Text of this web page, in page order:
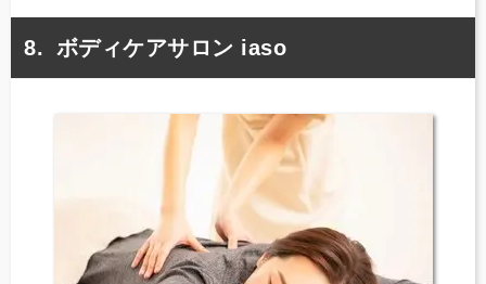
ボディケアサロン iaso